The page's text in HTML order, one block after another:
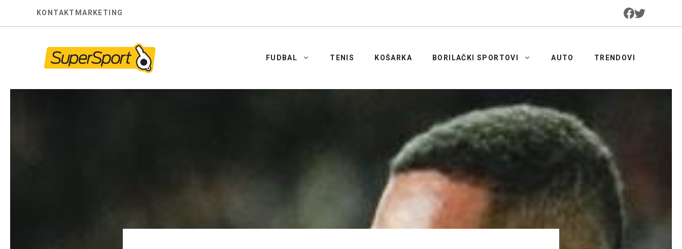
KONTAKT MARKETING
FUDBAL TENIS KOŠARKA BORILAČKI SPORTOVI AUTO TRENDOVI